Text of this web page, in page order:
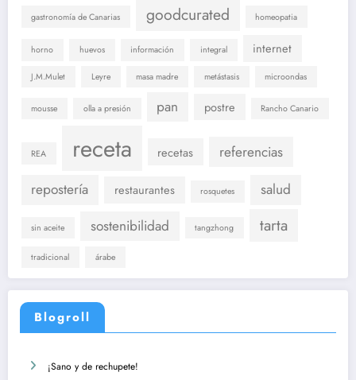
gastronomía de Canarias goodcurated homeopatia
horno huevos información integral internet
J.M.Mulet Leyre masa madre metástasis microondas
mousse olla a presión pan postre Rancho Canario
REA receta recetas
referencias
repostería
restaurantes rosquetes salud
sin aceite sostenibilidad tangzhong tarta
tradicional árabe
Blogroll
¡Sano y de rechupete!